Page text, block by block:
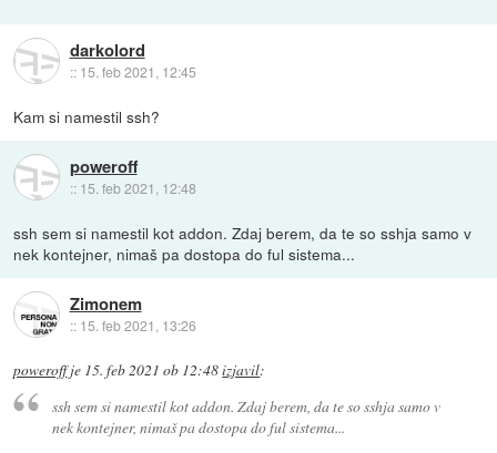
darkolord
:: 15. feb 2021, 12:45
Kam si namestil ssh?
poweroff
:: 15. feb 2021, 12:48
ssh sem si namestil kot addon. Zdaj berem, da te so sshja samo v
nek kontejner, nimaš pa dostopa do ful sistema...
Zimonem
:: 15. feb 2021, 13:26
poweroffje 15. feb 2021 ob 12:48izjavil:
ssh sem si namestil kot addon. Zdaj berem, da te so sshja samo v
nek kontejner, nimaš pa dostopa do ful sistema...